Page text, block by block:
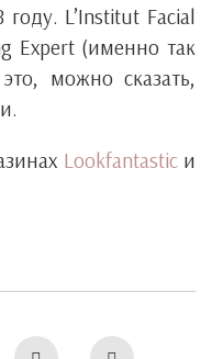
L’Institut Facial
Expert (именно так
можно сказать,
Lookfantasticи